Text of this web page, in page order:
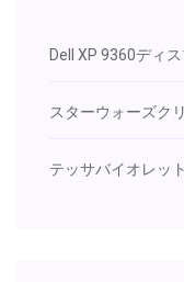
Dell XP 9360ディ
スターウォーズク
テッサバイオレッ